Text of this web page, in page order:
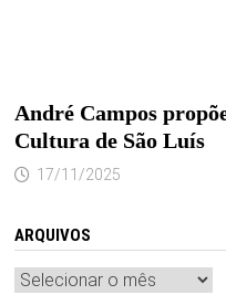
André Campos
Cultura de São Luís
17/11/2025
ARQUIVOS
Arquivos